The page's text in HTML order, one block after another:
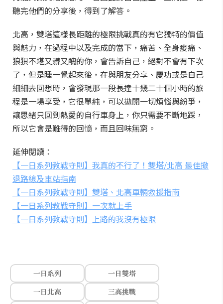
聽完他們的分享後，得到了解答。
北高，雙塔這樣長距離的極限挑戰真的有它獨特的價值
與魅力，在過程中以及完成的當下，痛苦、全身痠痛、
狼狽不堪又髒又醜的你，會告訴自己，絕對不會有下次
了，但是睡一覺起來後，在與朋友分享、慶功或是自己
細細去回想時，會發現那一段長達十幾二十個小時的旅
程是一場享受，它很單純，可以拋開一切煩惱與紛爭，
讓思緒只回到熱愛的自行車身上，你只需要不斷地踩，
所以它會是難得的回憶，而且回味無窮。
延伸閱讀：
【一日系列教戰守則】我真的不行了！雙塔/北高 最佳撤
退路線及車站指南
【一日系列教戰守則】雙塔、北高車輛救援指南
【一日系列教戰守則】一次就上手
【一日系列教戰守則】上路的我沒有極限
一日系列
一日雙塔
一日北高
三高挑戰